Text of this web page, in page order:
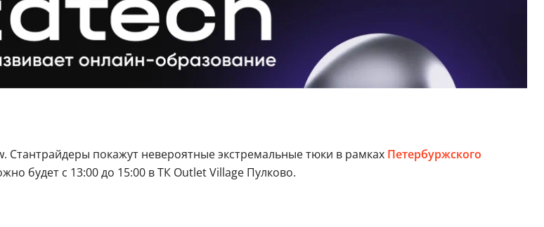
Стантрайдеры покажут невероятные экстремальные тюки в рамках Петербуржского
будет с 13:00 до 15:00 в ТК Outlet Village Пулково.